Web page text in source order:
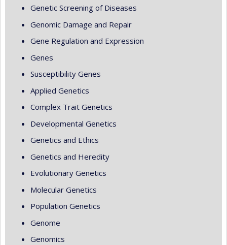
Genetic Screening of Diseases
Genomic Damage and Repair
Gene Regulation and Expression
Genes
Susceptibility Genes
Applied Genetics
Complex Trait Genetics
Developmental Genetics
Genetics and Ethics
Genetics and Heredity
Evolutionary Genetics
Molecular Genetics
Population Genetics
Genome
Genomics